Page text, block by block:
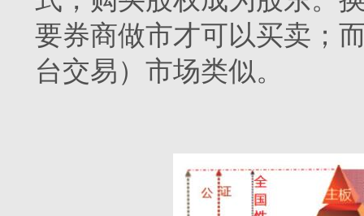
要券商做市才可以买卖；
台交易）市场类似。